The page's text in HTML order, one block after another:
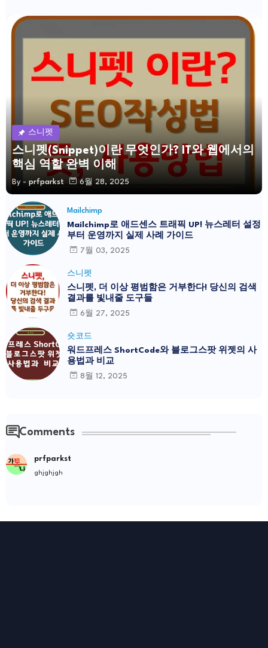
스니펫
스니펫(Snippet)이란 무엇인가? IT와 웹에서의
핵심 역할 완벽 이해
By - prfparkst 6월 28, 2025
Mailchimp
Mailchimp로 애드센스 트래픽 UP! 뉴스레터 설정
부터 운영까지 실제 사례 가이드
7월 03, 2025
스니펫
스니펫, 더 이상 평범함은 거부한다! 당신의 검색
결과를 빛내줄 도구들
6월 27, 2025
숏코드
워드프레스 ShortCode와 블로그스팟 위젯의 사
용법과 비교
8월 12, 2025
Comments
prfparkst
ghjghjgh